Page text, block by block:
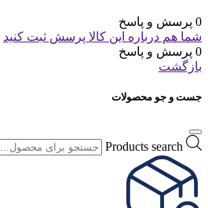
0 پرسش و پاسخ
شما هم درباره این کالا پرسش ثبت کنید
0 پرسش و پاسخ
بازگشت
جست و جو محصولات
Products search